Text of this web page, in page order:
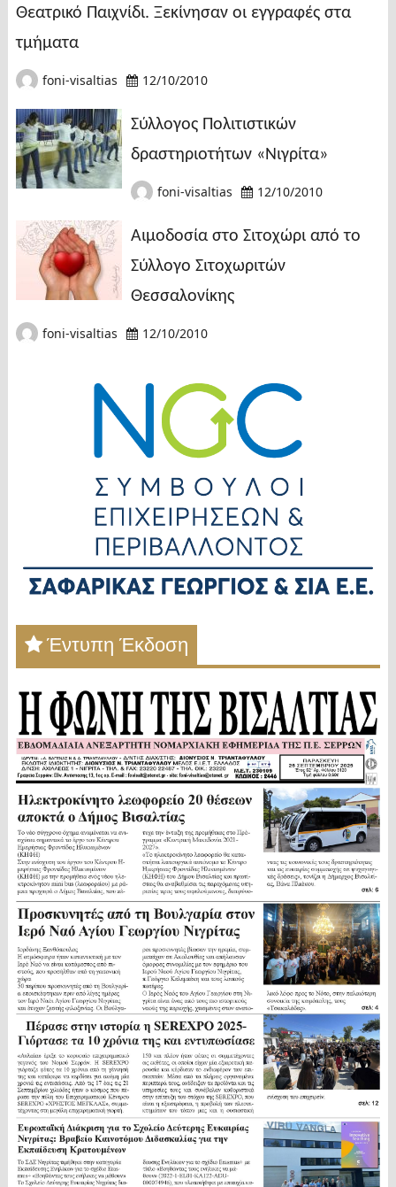
Θεατρικό Παιχνίδι. Ξεκίνησαν οι εγγραφές στα
τμήματα
foni-visaltias 12/10/2010
Σύλλογος Πολιτιστικών
δραστηριοτήτων «Νιγρίτα»
foni-visaltias 12/10/2010
Αιμοδοσία στο Σιτοχώρι από το
Σύλλογο Σιτοχωριτών
Θεσσαλονίκης
foni-visaltias 12/10/2010
Έντυπη Έκδοση